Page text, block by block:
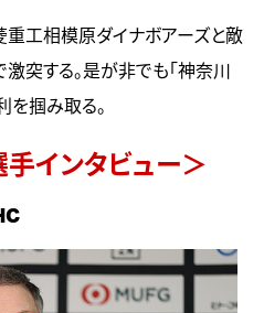
重工相模原ダイナボアーズと敵
突する。是が非でも「神奈川
を掴み取る。
手インタビュー＞